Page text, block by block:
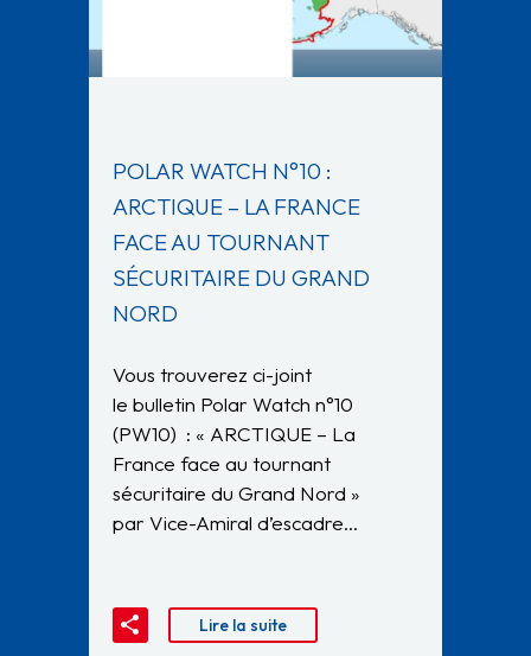
POLAR WATCH N°10 :
ARCTIQUE – LA FRANCE
FACE AU TOURNANT
SÉCURITAIRE DU GRAND
NORD
Vous trouverez ci-joint
le bulletin Polar Watch n°10
(PW10) : « ARCTIQUE – La
France face au tournant
sécuritaire du Grand Nord »
par Vice-Amiral d’escadre…
Lire la suite